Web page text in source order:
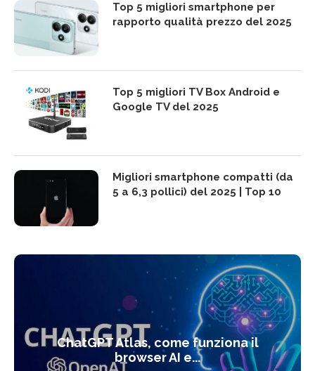
Top 5 migliori smartphone per
rapporto qualità prezzo del 2025
Top 5 migliori TV Box Android e
Google TV del 2025
Migliori smartphone compatti (da
5 a 6,3 pollici) del 2025 | Top 10
ChatGPT Atlas, come funziona il
browser AI e...